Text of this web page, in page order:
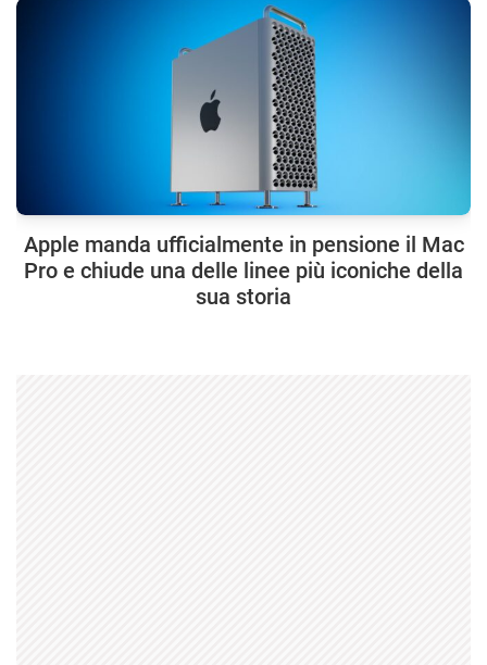
Apple manda ufficialmente in pensione il Mac
Pro e chiude una delle linee più iconiche della
sua storia